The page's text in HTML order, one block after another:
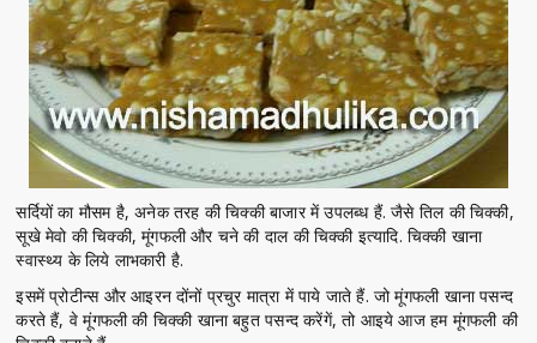
सर्दियों का मौसम है, अनेक तरह की चिक्की बाजार में उपलब्ध हैं. जैसे तिल की चिक्की,
सूखे मेवो की चिक्की, मूंगफली और चने की दाल की चिक्की इत्यादि. चिक्की खाना
स्वास्थ्य के लिये लाभकारी है.
इसमें प्रोटीन्स और आइरन दोंनों प्रचुर मात्रा में पाये जाते हैं. जो मूंगफली खाना पसन्द
करते हैं, वे मूंगफली की चिक्की खाना बहुत पसन्द करेंगें, तो आइये आज हम मूंगफली की